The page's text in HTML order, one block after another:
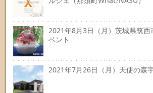
2021年8月3日（月）茨城県筑西
ベント
2021年7月26日（月）天使の森